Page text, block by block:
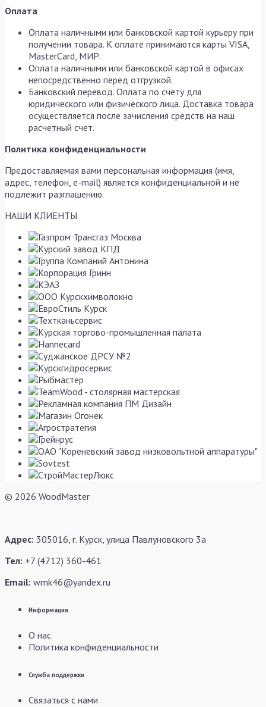
Оплата
Оплата наличными или банковской картой курьеру при
получении товара. К оплате принимаются карты VISA,
MasterCard, МИР.
Оплата наличными или банковской картой в офисах
непосредственно перед отгрузкой.
Банковский перевод. Оплата по счету для
юридического или физического лица. Доставка товара
осуществляется после зачисления средств на наш
расчетный счет.
Политика конфиденциальности
Предоставляемая вами персональная информация (имя,
адрес, телефон, e-mail) является конфиденциальной и не
подлежит разглашению.
НАШИ КЛИЕНТЫ
© 2026 WoodMaster
Адрес: 305016, г. Курск, улица Павлуновского 3а
Тел: +7 (4712) 360-461
Email: wmk46@yandex.ru
Информация
О нас
Политика конфиденциальности
Служба поддержки
Связаться с нами